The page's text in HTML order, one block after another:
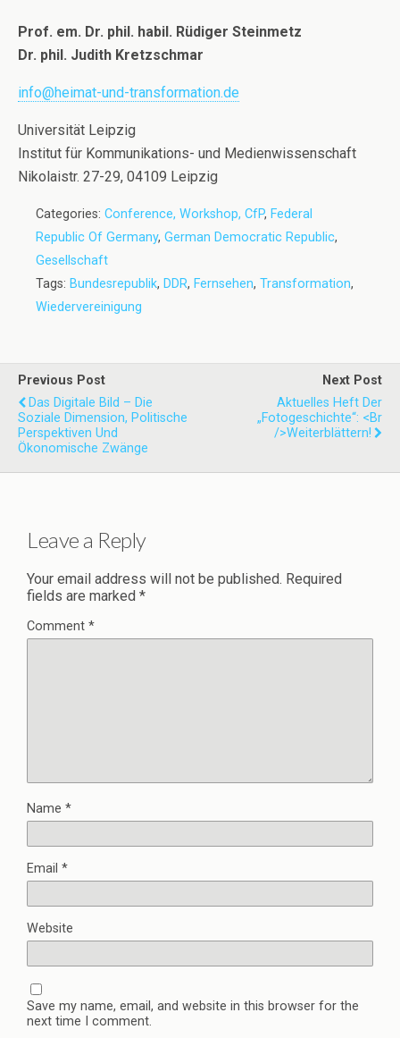
Prof. em. Dr. phil. habil. Rüdiger Steinmetz
Dr. phil. Judith Kretzschmar
info@heimat-und-transformation.de
Universität Leipzig
Institut für Kommunikations- und Medienwissenschaft
Nikolaistr. 27-29, 04109 Leipzig
Categories: Conference, Workshop, CfP, Federal
Republic Of Germany, German Democratic Republic,
Gesellschaft
Tags: Bundesrepublik, DDR, Fernsehen, Transformation,
Wiedervereinigung
Previous Post
Das Digitale Bild – Die
Soziale Dimension, Politische
Perspektiven Und
Ökonomische Zwänge
Next Post
Aktuelles Heft Der
„Fotogeschichte“: <br
/>Weiterblättern!
Leave a Reply
Your email address will not be published. Required
fields are marked *
Comment *
Name *
Email *
Website
Save my name, email, and website in this browser for the
next time I comment.